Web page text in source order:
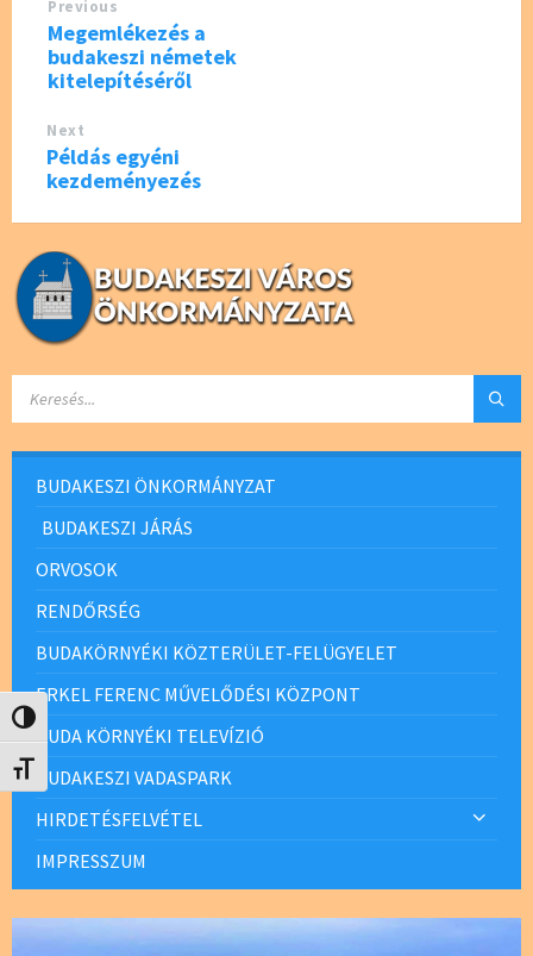
Nagy kontraszt váltása
Betűméret váltása
k
Previous
Megemlékezés a
budakeszi németek
kitelepítéséről
Next
Példás egyéni
kezdeményezés
BUDAKESZI ÖNKORMÁNYZAT
BUDAKESZI JÁRÁS
ORVOSOK
RENDŐRSÉG
BUDAKÖRNYÉKI KÖZTERÜLET-FELÜGYELET
ERKEL FERENC MŰVELŐDÉSI KÖZPONT
BUDA KÖRNYÉKI TELEVÍZIÓ
BUDAKESZI VADASPARK
HIRDETÉSFELVÉTEL
IMPRESSZUM